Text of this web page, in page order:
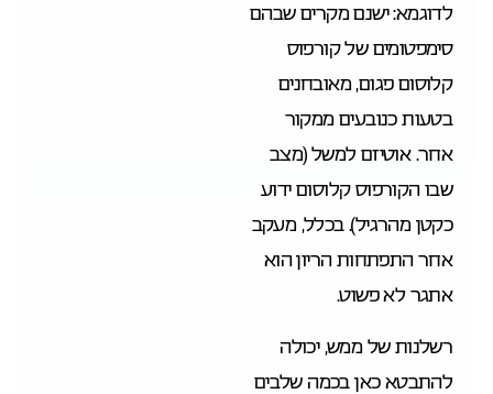
לדוגמא: ישנם מקרים שבהם
סימפטומים של קורפוס
קלוסום פגום, מאובחנים
בטעות כנובעים ממקור
אחר. אוטיזם למשל (מצב
שבו הקורפוס קלוסום ידוע
כקטן מהרגיל). בכלל, מעקב
אחר התפתחות הריון הוא
אתגר לא פשוט.
רשלנות של ממש, יכולה
להתבטא כאן בכמה שלבים